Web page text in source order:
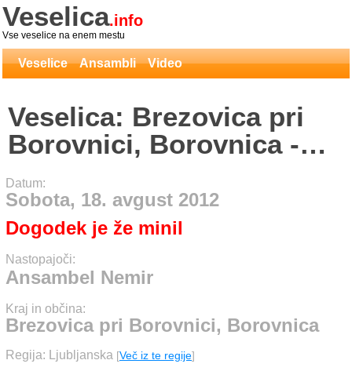
Veselica.info
Vse veselice na enem mestu
Veselice Ansambli Video
Veselica: Brezovica pri
Borovnici, Borovnica -
Ansambel Nemir
Datum:
Sobota, 18. avgust 2012
Dogodek je že minil
Nastopajoči:
Ansambel Nemir
Kraj in občina:
Brezovica pri Borovnici, Borovnica
Regija: Ljubljanska [Več iz te regije]